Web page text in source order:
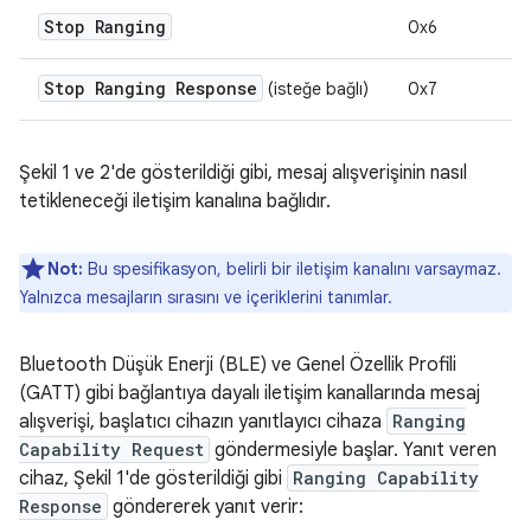
Stop Ranging 0x6
Stop Ranging Response (isteğe bağlı) 0x7
Şekil 1 ve 2'de gösterildiği gibi, mesaj alışverişinin nasıl
tetikleneceği iletişim kanalına bağlıdır.
Not: Bu spesifikasyon, belirli bir iletişim kanalını varsaymaz.
Yalnızca mesajların sırasını ve içeriklerini tanımlar.
Bluetooth Düşük Enerji (BLE) ve Genel Özellik Profili
(GATT) gibi bağlantıya dayalı iletişim kanallarında mesaj
alışverişi, başlatıcı cihazın yanıtlayıcı cihaza Ranging
Capability Request göndermesiyle başlar. Yanıt veren
cihaz, Şekil 1'de gösterildiği gibi Ranging Capability
Response göndererek yanıt verir: